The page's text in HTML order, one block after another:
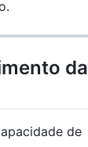
da
de